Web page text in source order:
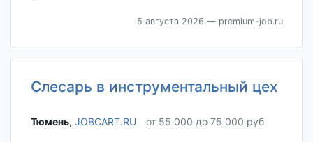
5 августа 2026 — premium-job.ru
Слесарь в инструментальный цех
Тюмень‎, JOBCART.RU от 55 000 до 75 000 руб